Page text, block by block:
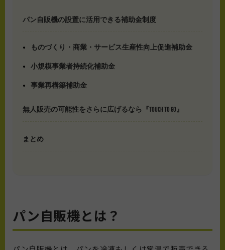
パン自販機の設置に活用できる補助金制度
ものづくり・商業・サービス生産性向上促進補助金
小規模事業者持続化補助金
事業再構築補助金
無人販売の可能性をさらに広げるなら『TOUCH TO GO』
まとめ
パン自販機とは？